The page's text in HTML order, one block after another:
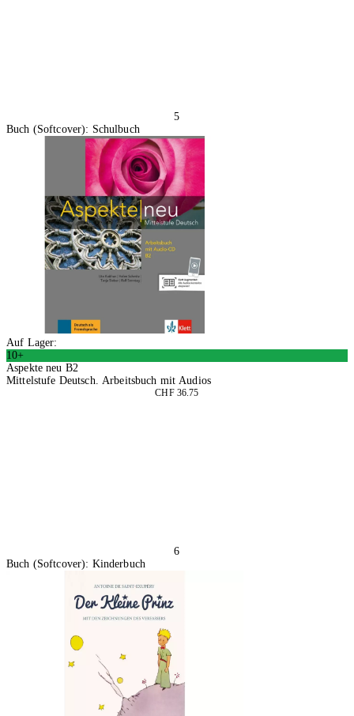
5
Buch (Softcover): Schulbuch
Auf Lager:
10+
Aspekte neu B2
Mittelstufe Deutsch. Arbeitsbuch mit Audios
CHF 36.75
6
Buch (Softcover): Kinderbuch